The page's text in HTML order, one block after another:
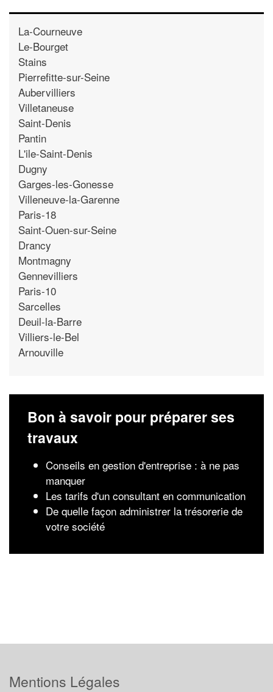
La-Courneuve
Le-Bourget
Stains
Pierrefitte-sur-Seine
Aubervilliers
Villetaneuse
Saint-Denis
Pantin
L'ile-Saint-Denis
Dugny
Garges-les-Gonesse
Villeneuve-la-Garenne
Paris-18
Saint-Ouen-sur-Seine
Drancy
Montmagny
Gennevilliers
Paris-10
Sarcelles
Deuil-la-Barre
Villiers-le-Bel
Arnouville
Bon à savoir pour préparer ses
travaux
Conseils en gestion d'entreprise : à ne pas
manquer
Les tarifs d'un consultant en communication
De quelle façon administrer la trésorerie de
votre société
Mentions Légales